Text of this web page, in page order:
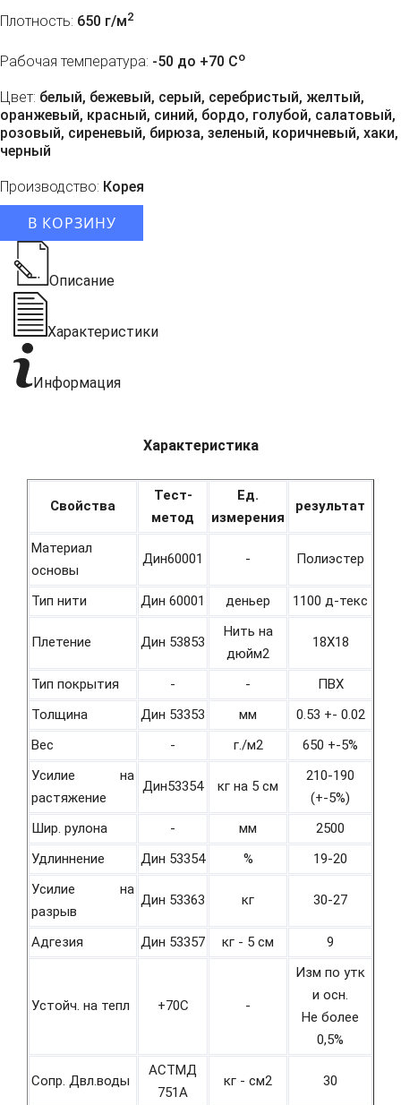
Плотность: 650 г/м2
Рабочая температура: -50 до +70 Co
Цвет: белый, бежевый, серый, серебристый, желтый,
оранжевый, красный, синий, бордо, голубой, салатовый,
розовый, сиреневый, бирюза, зеленый, коричневый, хаки,
черный
Производство: Корея
В КОРЗИНУ
Описание
Характеристики
Информация
Характеристика
Свойства
Тест-
метод
Ед.
измерения
результат
Материал
основы
Дин60001 - Полиэстер
Тип нити Дин 60001 деньер 1100 д-текс
Плетение Дин 53853
Нить на
дюйм2
18Х18
Тип покрытия - -
ПВХ
Толщина
Дин 53353 мм
0.53 +- 0.02
Вес
- г./м2
650 +-5%
Усилие на
растяжение
Дин53354 кг на 5 см
210-190
(+-5%)
Шир. рулона
- мм
2500
Удлиннение
Дин 53354 %
19-20
Усилие на
разрыв
Дин 53363 кг 30-27
Адгезия Дин 53357 кг - 5 см 9
Устойч. на тепл +70С -
Изм по утк
и осн.
Не более
0,5%
Сопр. Двл.воды
АСТМД
751А
кг - см2 30